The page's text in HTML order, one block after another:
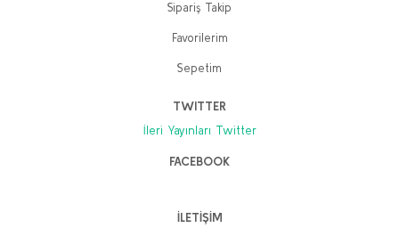
Sipariş Takip
Favorilerim
Sepetim
TWITTER
İleri Yayınları Twitter
FACEBOOK
İLETİŞİM